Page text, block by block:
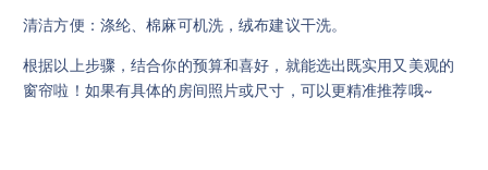
清洁方便：涤纶、棉麻可机洗，绒布建议干洗。
根据以上步骤，结合你的预算和喜好，就能选出既实用又美观的
窗帘啦！如果有具体的房间照片或尺寸，可以更精准推荐哦~